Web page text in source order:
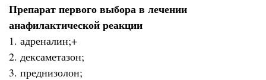
Препарат первого выбора в лечении
анафилактической реакции
1. адреналин;+
2. дексаметазон;
3. преднизолон;